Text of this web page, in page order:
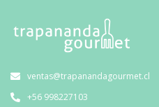
ventas@trapanandagourmet.cl
+56 998227103